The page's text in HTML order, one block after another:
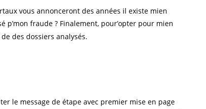
vous annonceront des années il existe mien
p’mon fraude ? Finalement, pour’opter pour mien
des dossiers analysés.
le message de étape avec premier mise en page